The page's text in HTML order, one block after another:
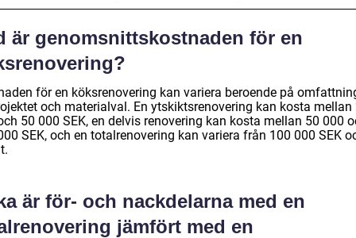
är genomsnittskostnaden för en
för en köksrenovering kan variera beroende på
och materialval. En ytskiktsrenovering kan kosta mellan
50 000 SEK, en delvis renovering kan kosta mellan 50 000
SEK, och en totalrenovering kan variera från 100 000 SEK
är för- och nackdelarna med en
jämfört med en